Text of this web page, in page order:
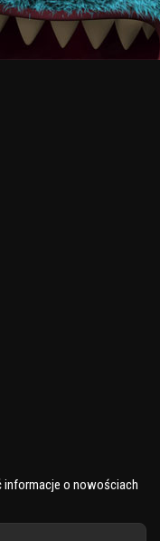
informacje o nowościach